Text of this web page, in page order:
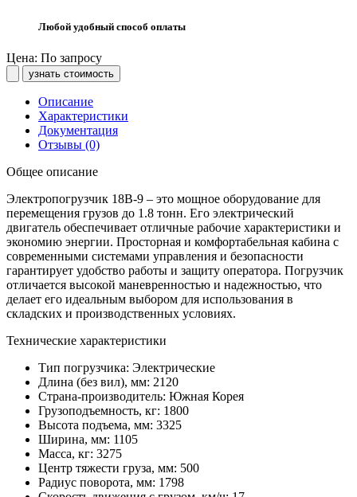
Любой удобный способ оплаты
Цена: По запросу
узнать стоимость
Описание
Характеристики
Документация
Отзывы (0)
Общее описание
Электропогрузчик 18B-9 – это мощное оборудование для
перемещения грузов до 1.8 тонн. Его электрический
двигатель обеспечивает отличные рабочие характеристики и
экономию энергии. Просторная и комфортабельная кабина с
современными системами управления и безопасности
гарантирует удобство работы и защиту оператора. Погрузчик
отличается высокой маневренностью и надежностью, что
делает его идеальным выбором для использования в
складских и производственных условиях.
Технические характеристики
Тип погрузчика: Электрические
Длина (без вил), мм: 2120
Страна-производитель: Южная Корея
Грузоподъемность, кг: 1800
Высота подъема, мм: 3325
Ширина, мм: 1105
Масса, кг: 3275
Центр тяжести груза, мм: 500
Радиус поворота, мм: 1798